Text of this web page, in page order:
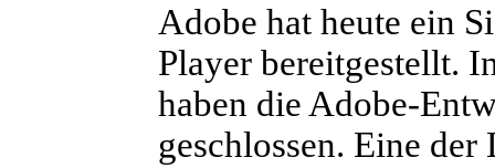
Adobe hat heute ein
Player bereitgestellt.
haben die Adobe-
geschlossen. Eine